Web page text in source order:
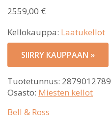
2559,00 €
Kellokauppa: Laatukellot
SIIRRY KAUPPAAN »
Tuotetunnus: 2879012789
Osasto: Miesten kellot
Bell & Ross